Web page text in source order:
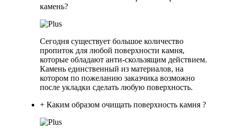
камень?
Сегодня существует большое количество
пропиток для любой поверхности камня,
которые обладают анти-скользящим действием.
Камень единственный из материалов, на
котором по пожеланию заказчика возможно
после укладки сделать любую поверхность.
+ Каким образом очищать поверхность камня ?